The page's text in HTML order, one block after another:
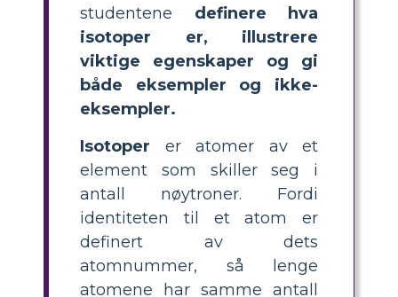
studentene definere hva
isotoper er, illustrere
viktige egenskaper og gi
både eksempler og ikke-
eksempler.
Isotoper er atomer av et
element som skiller seg i
antall nøytroner. Fordi
identiteten til et atom er
definert av dets
atomnummer, så lenge
atomene har samme antall